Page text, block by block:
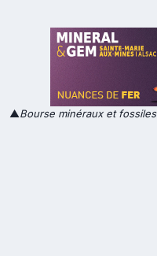
▲Bourse minéraux et